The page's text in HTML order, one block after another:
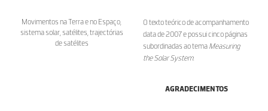
Movimentos na Terra e no Espaço,
sistema solar, satélites, trajectórias
de satélites
O texto teórico de acompanhamento
data de 2007 e possui cinco páginas
subordinadas ao tema Measuring
the Solar System.
AGRADECIMENTOS